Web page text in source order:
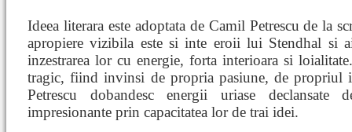
Ideea literara este adoptata de Camil Petrescu de la
apropiere vizibila este si inte eroii lui Stendhal si
inzestrarea lor cu energie, forta interioara si
tragic, fiind invinsi de propria pasiune, de propriul
Petrescu dobandesc energii uriase declansate
impresionante prin capacitatea lor de trai idei.